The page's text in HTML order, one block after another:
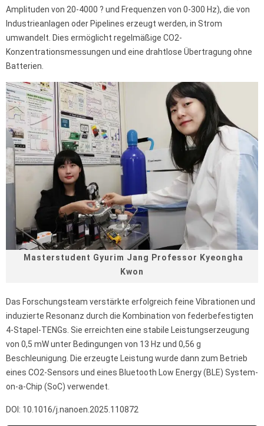
Amplituden von 20-4000 ? und Frequenzen von 0-300 Hz), die von
Industrieanlagen oder Pipelines erzeugt werden, in Strom
umwandelt. Dies ermöglicht regelmäßige CO2-
Konzentrationsmessungen und eine drahtlose Übertragung ohne
Batterien.
Masterstudent Gyurim Jang Professor Kyeongha
Kwon
Das Forschungsteam verstärkte erfolgreich feine Vibrationen und
induzierte Resonanz durch die Kombination von federbefestigten
4-Stapel-TENGs. Sie erreichten eine stabile Leistungserzeugung
von 0,5 mW unter Bedingungen von 13 Hz und 0,56 g
Beschleunigung. Die erzeugte Leistung wurde dann zum Betrieb
eines CO2-Sensors und eines Bluetooth Low Energy (BLE) System-
on-a-Chip (SoC) verwendet.
DOI: 10.1016/j.nanoen.2025.110872